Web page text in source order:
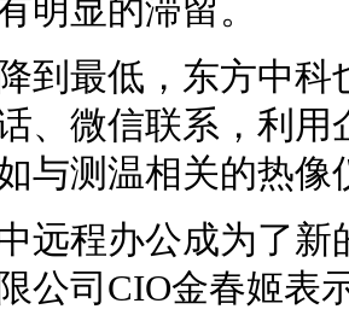
明显的滞留。
到最低，东方中
、微信联系，利用
与测温相关的热像
远程办公成为了
公司CIO金春姬表